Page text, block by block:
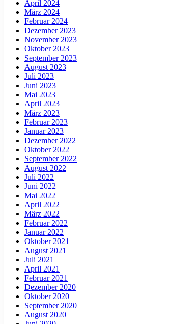
April 2024
März 2024
Februar 2024
Dezember 2023
November 2023
Oktober 2023
September 2023
August 2023
Juli 2023
Juni 2023
Mai 2023
April 2023
März 2023
Februar 2023
Januar 2023
Dezember 2022
Oktober 2022
September 2022
August 2022
Juli 2022
Juni 2022
Mai 2022
April 2022
März 2022
Februar 2022
Januar 2022
Oktober 2021
August 2021
Juli 2021
April 2021
Februar 2021
Dezember 2020
Oktober 2020
September 2020
August 2020